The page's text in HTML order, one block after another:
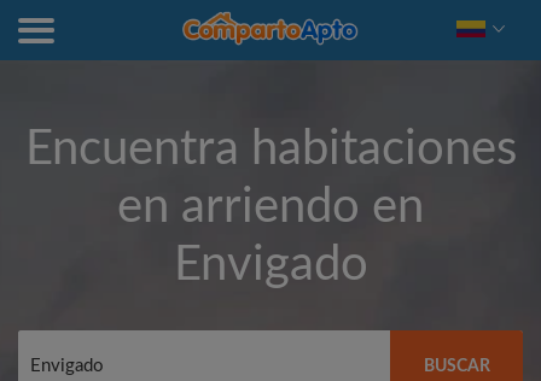
Encuentra habitaciones
en arriendo en
Envigado
BUSCAR